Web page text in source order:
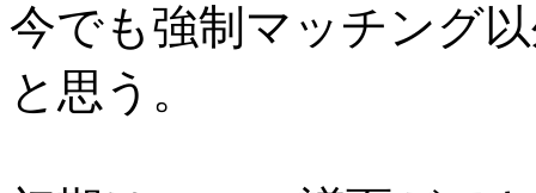
今でも強制マッチング
と思う。